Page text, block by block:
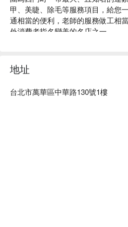
甲、美睫、除毛等服務項目，給您
通相當的便利，老師的服務做工相
外消費者指名變美的名店之一。
足部護理保養、美睫、熱蠟除毛等多
Color108 推薦：Color108 位於西門
店內使用歐美大廠原料，依照您的
地址
台北市萬華區中華路130號1樓